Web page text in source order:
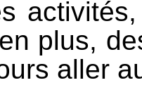
plus,
aller